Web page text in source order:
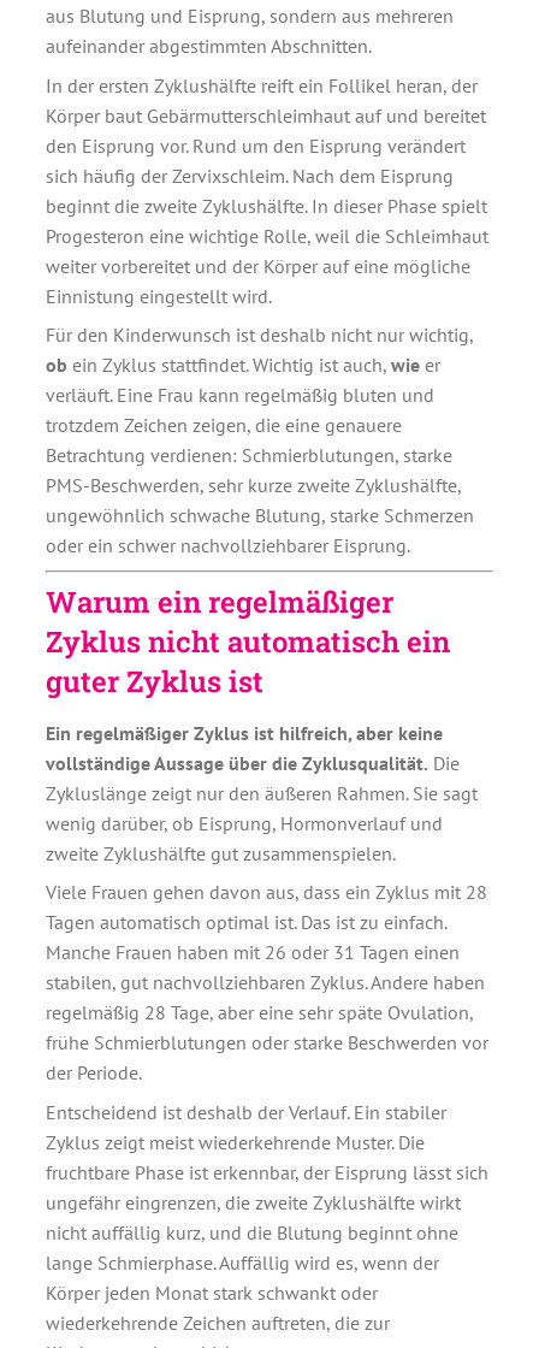
aus Blutung und Eisprung, sondern aus mehreren
aufeinander abgestimmten Abschnitten.
In der ersten Zyklushälfte reift ein Follikel heran, der
Körper baut Gebärmutterschleimhaut auf und bereitet
den Eisprung vor. Rund um den Eisprung verändert
sich häufig der Zervixschleim. Nach dem Eisprung
beginnt die zweite Zyklushälfte. In dieser Phase spielt
Progesteron eine wichtige Rolle, weil die Schleimhaut
weiter vorbereitet und der Körper auf eine mögliche
Einnistung eingestellt wird.
Für den Kinderwunsch ist deshalb nicht nur wichtig,
ob ein Zyklus stattfindet. Wichtig ist auch, wieer
verläuft. Eine Frau kann regelmäßig bluten und
trotzdem Zeichen zeigen, die eine genauere
Betrachtung verdienen: Schmierblutungen, starke
PMS-Beschwerden, sehr kurze zweite Zyklushälfte,
ungewöhnlich schwache Blutung, starke Schmerzen
oder ein schwer nachvollziehbarer Eisprung.
Warum ein regelmäßiger
Zyklus nicht automatisch ein
guter Zyklus ist
Ein regelmäßiger Zyklus ist hilfreich, aber keine
vollständige Aussage über die Zyklusqualität. Die
Zykluslänge zeigt nur den äußeren Rahmen. Sie sagt
wenig darüber, ob Eisprung, Hormonverlauf und
zweite Zyklushälfte gut zusammenspielen.
Viele Frauen gehen davon aus, dass ein Zyklus mit 28
Tagen automatisch optimal ist. Das ist zu einfach.
Manche Frauen haben mit 26 oder 31 Tagen einen
stabilen, gut nachvollziehbaren Zyklus. Andere haben
regelmäßig 28 Tage, aber eine sehr späte Ovulation,
frühe Schmierblutungen oder starke Beschwerden vor
der Periode.
Entscheidend ist deshalb der Verlauf. Ein stabiler
Zyklus zeigt meist wiederkehrende Muster. Die
fruchtbare Phase ist erkennbar, der Eisprung lässt sich
ungefähr eingrenzen, die zweite Zyklushälfte wirkt
nicht auffällig kurz, und die Blutung beginnt ohne
lange Schmierphase. Auffällig wird es, wenn der
Körper jeden Monat stark schwankt oder
wiederkehrende Zeichen auftreten, die zur